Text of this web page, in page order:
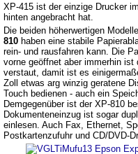
XP-415 ist der einzige Drucker
hinten angebracht hat.
Die beiden höherwertigen Modelle
810 haben eine stabile
rein- und rausfahren kann. Die
vorne geöffnet aber immerhin
verstaut, damit ist es
Zoll etwas arg winzig geratene
Touch bedienen - auch ein
Demgegenüber ist der XP-810
Dokumenteneinzug ist sogar
einlesen. Auch Fax, Ethernet,
Postkartenzufuhr und CD/DVD-